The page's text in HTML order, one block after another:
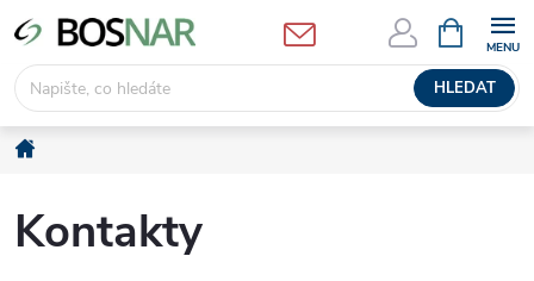
Přejít
na
obsah
HLEDAT
NÁKUPNÍ
KOŠÍK
Domů
Kontakty